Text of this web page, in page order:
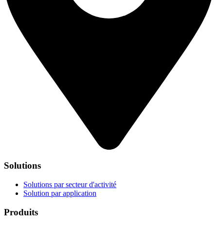
Solutions
Solutions par secteur d'activité
Solution par application
Produits